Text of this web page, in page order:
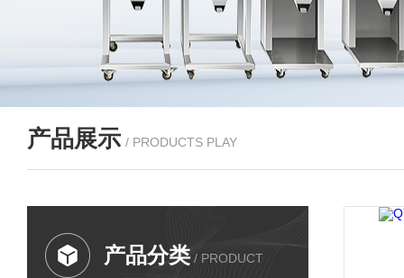
产品展示 / PRODUCTS PLAY
产品分类 / PRODUCT